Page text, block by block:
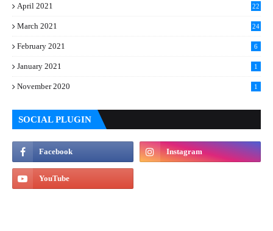
April 2021 22
March 2021 24
February 2021 6
January 2021 1
November 2020 1
SOCIAL PLUGIN